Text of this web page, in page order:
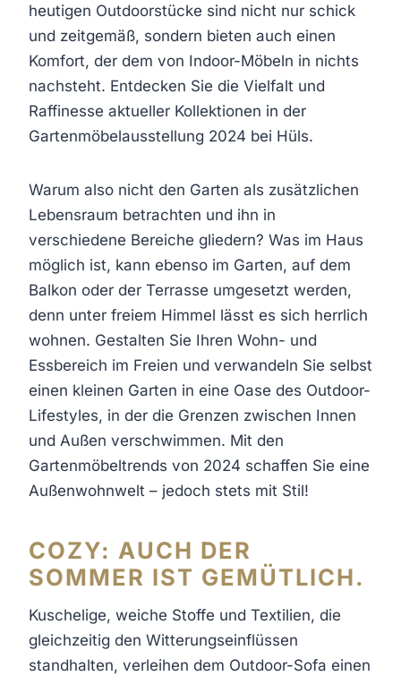
heutigen Outdoorstücke sind nicht nur schick
und zeitgemäß, sondern bieten auch einen
Komfort, der dem von Indoor-Möbeln in nichts
nachsteht. Entdecken Sie die Vielfalt und
Raffinesse aktueller Kollektionen in der
Gartenmöbelausstellung 2024 bei Hüls.
Warum also nicht den Garten als zusätzlichen
Lebensraum betrachten und ihn in
verschiedene Bereiche gliedern? Was im Haus
möglich ist, kann ebenso im Garten, auf dem
Balkon oder der Terrasse umgesetzt werden,
denn unter freiem Himmel lässt es sich herrlich
wohnen. Gestalten Sie Ihren Wohn- und
Essbereich im Freien und verwandeln Sie selbst
einen kleinen Garten in eine Oase des Outdoor-
Lifestyles, in der die Grenzen zwischen Innen
und Außen verschwimmen. Mit den
Gartenmöbeltrends von 2024 schaffen Sie eine
Außenwohnwelt – jedoch stets mit Stil!
COZY: AUCH DER
SOMMER IST GEMÜTLICH.
Kuschelige, weiche Stoffe und Textilien, die
gleichzeitig den Witterungseinflüssen
standhalten, verleihen dem Outdoor-Sofa einen